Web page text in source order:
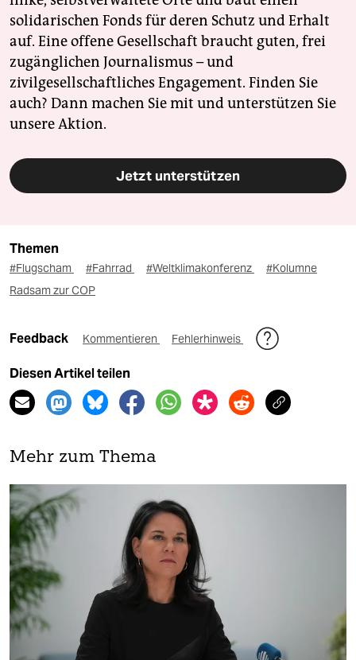
solidarischen Fonds für deren Schutz und Erhalt
auf. Eine offene Gesellschaft braucht guten, frei
zugänglichen Journalismus – und
zivilgesellschaftliches Engagement. Finden Sie
auch? Dann machen Sie mit und unterstützen Sie
unsere Aktion.
Jetzt unterstützen
Themen
#Flugscham #Fahrrad #Weltklimakonferenz
#Kolumne
Radsam zur COP
Feedback Kommentieren Fehlerhinweis
Diesen Artikel teilen
Mehr zum Thema